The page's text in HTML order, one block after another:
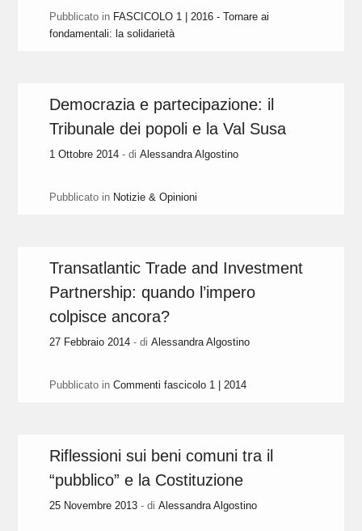
Pubblicato in FASCICOLO 1 | 2016 - Tornare ai
fondamentali: la solidarietà
Democrazia e partecipazione: il
Tribunale dei popoli e la Val Susa
1 Ottobre 2014 - di Alessandra Algostino
Pubblicato in Notizie & Opinioni
Transatlantic Trade and Investment
Partnership: quando l’impero
colpisce ancora?
27 Febbraio 2014 - di Alessandra Algostino
Pubblicato in Commenti fascicolo 1 | 2014
Riflessioni sui beni comuni tra il
“pubblico” e la Costituzione
25 Novembre 2013 - di Alessandra Algostino